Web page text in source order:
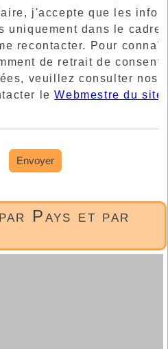
Pays et par
j'accepte que les
uniquement dans le cadre
recontacter. Pour
de retrait de
veuillez consulter nos
leWebmestre du site
Envoyer